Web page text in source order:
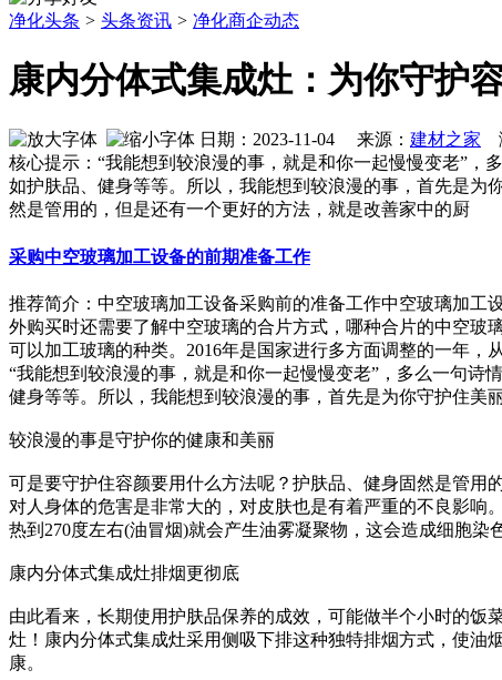
净化头条 > 头条资讯 > 净化商企动态
康内分体式集成灶：为你守护
日期：2023-11-04 来源： 建材之家
核心提示：“我能想到较浪漫的事，就是和你一起慢慢变老”
如护肤品、健身等等。所以，我能想到较浪漫的事，首先是为
然是管用的，但是还有一个更好的方法，就是改善家中的厨
采购中空玻璃加工设备的前期准备工作
推荐简介：中空玻璃加工设备采购前的准备工作中空玻璃加工
外购买时还需要了解中空玻璃的合片方式，哪种合片的中空玻
可以加工玻璃的种类。2016年是国家进行多方面调整的一年，
“我能想到较浪漫的事，就是和你一起慢慢变老”，多么一句诗
健身等等。所以，我能想到较浪漫的事，首先是为你守护住美
较浪漫的事是守护你的健康和美丽
可是要守护住容颜要用什么方法呢？护肤品、健身固然是管用
对人身体的危害是非常大的，对皮肤也是有着严重的不良影
热到270度左右(油冒烟)就会产生油雾凝聚物，这会造成细胞染
康内分体式集成灶排烟更彻底
由此看来，长期使用护肤品保养的成效，可能做半个小时的
灶！康内分体式集成灶采用侧吸下排这种独特排烟方式，使油
康。